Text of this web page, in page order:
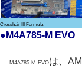
Crosshair III Formula
●M4A785-M EVO
M4A785-M EVOは、